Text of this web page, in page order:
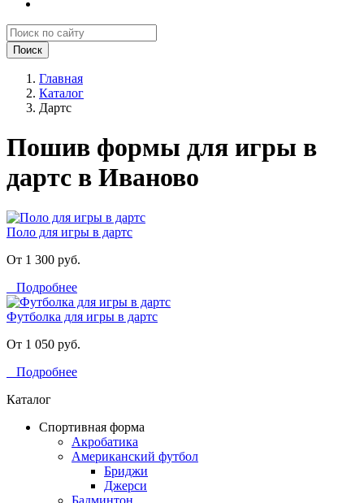
Поиск
Главная
Каталог
Дартс
Пошив формы для игры в
дартс в Иваново
Поло для игры в дартс
От 1 300 руб.
Подробнее
Футболка для игры в дартс
От 1 050 руб.
Подробнее
Каталог
Спортивная форма
Акробатика
Американский футбол
Бриджи
Джерси
Бадминтон